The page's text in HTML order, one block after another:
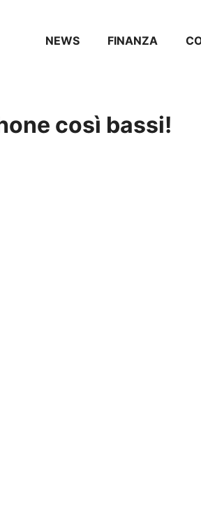
NEWS FINANZA
così bassi!